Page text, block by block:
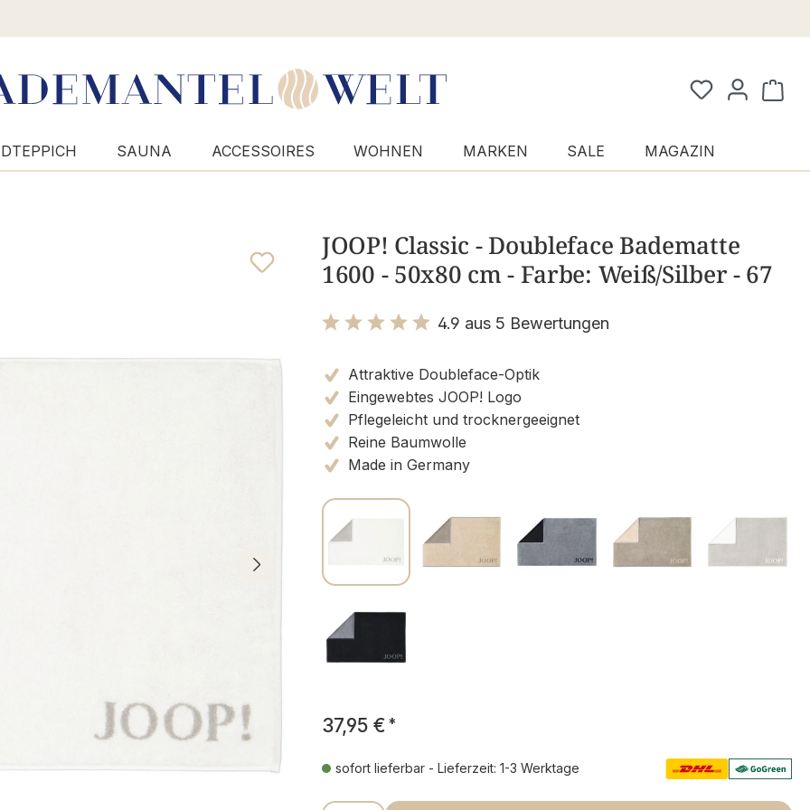
SAUNA ACCESSOIRES WOHNEN MARKEN SALE MAGAZIN
JOOP! Classic - Doubleface Badematte
1600 - 50x80 cm - Farbe: Weiß/Silber - 67
4.9 aus 5 Bewertungen
Attraktive Doubleface-Optik
Eingewebtes JOOP! Logo
Pflegeleicht und trocknergeeignet
Reine Baumwolle
Made in Germany
37,95 € *
sofort lieferbar - Lieferzeit: 1-3 Werktage